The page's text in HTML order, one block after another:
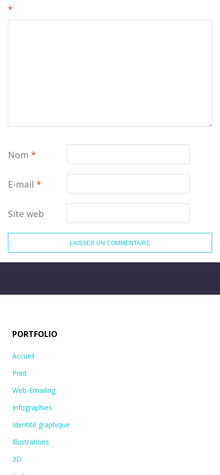
*
Nom *
E-mail *
Site web
PORTFOLIO
Accueil
Print
Web-Emailing
Infographies
Identité graphique
Illustrations
3D